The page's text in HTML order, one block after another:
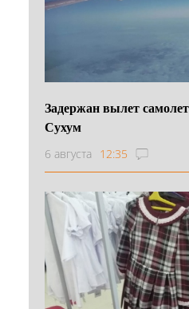
Задержан вылет
Сухум
6 августа 12:35